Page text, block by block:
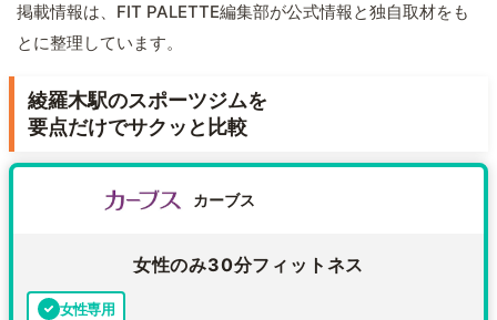
掲載情報は、FIT PALETTE編集部が公式情報と独自取材をも
とに整理しています。
綾羅木駅のスポーツジムを
要点だけでサクッと比較
カーブス
女性のみ30分フィットネス
女性専用